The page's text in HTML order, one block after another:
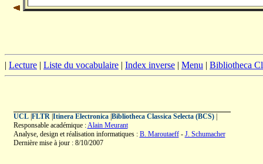
| Lecture | Liste du vocabulaire | Index inverse | Menu | Bibliotheca
UCL| FLTR| Itinera Electronica| Bibliotheca Classica Selecta (BCS)|
Responsable académique :Alain Meurant
Analyse, design et réalisation informatiques : B. Maroutaeff- J. Schumacher
Dernière mise à jour : 8/10/2007